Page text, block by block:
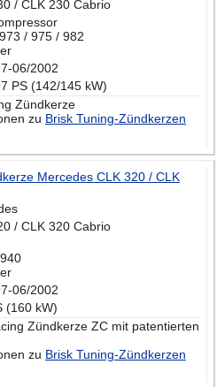
/ CLK 230 Cabrio
/ 975 / 982
06/2002
PS (142/145 kW)
Zündkerze
zu Brisk Tuning-Zündkerzen
Mercedes CLK 320 / CLK
/ CLK 320 Cabrio
06/2002
(160 kW)
Zündkerze ZC mit patentierten
zu Brisk Tuning-Zündkerzen